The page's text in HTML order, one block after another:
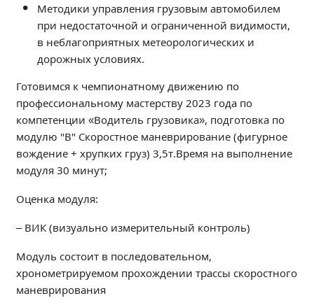
СВЕДЕНИЯ ОБ ОБРАЗОВАТЕЛЬНОЙ ОРГАНИЗАЦИИ
Основные сведения
Структура и органы управления образовательной
организацией
Документы
Образование
Образовательные стандарты и требования
Руководство
Педагогический состав
оснащенность образовательного процесса.
Стипендии и меры поддержки обучающихся
Платные образовательные услуги
Финансово-хозяйственная деятельность
Вакантные места для приёма (перевода)
Методики управления грузовым автомобилем
при недостаточной и ограниченной видимости,
в неблагоприятных метеорологических и
дорожных условиях.
Готовимся к чемпионатному движению по
профессиональному мастерству 2023 года по
компетенции «Водитель грузовика», подготовка по
модулю "В" Скоростное маневрирование (фигурное
вождение + хрупких груз) 3,5т.Время на выполнение
модуля 30 минут;
Оценка модуля:
– ВИК (визуально измерительный контроль)
Модуль состоит в последовательном,
хронометрируемом прохождении трассы скоростного
маневрирования